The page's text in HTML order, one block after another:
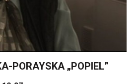
PORAYSKA „POPIEL”